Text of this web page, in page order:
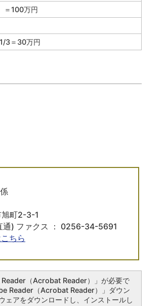
＝100万円
3＝ 30万円
町2-3-1
) ファクス ： 0256-34-5691
ちら
（Acrobat Reader）」が必要で
Reader（Acrobat Reader）」ダウン
ェアをダウンロードし、インストールし